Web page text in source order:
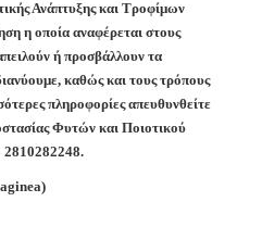
Ανάπτυξης και Τροφίμων
η οποία αναφέρεται στους
ή προσβάλλουν τα
καθώς και τους τρόπους
πληροφορίες απευθυνθείτε
Φυτών και Ποιοτικού
2810282248.